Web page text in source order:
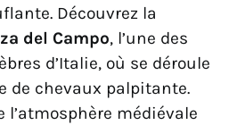
Découvrez la
del Campo, l’une des
d’Italie, où se déroule
de chevaux palpitante.
l’atmosphère médiévale